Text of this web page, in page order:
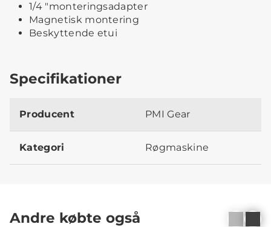
1/4 "monteringsadapter
Magnetisk montering
Beskyttende etui
Specifikationer
Producent PMI Gear
Kategori Røgmaskine
Andre købte også